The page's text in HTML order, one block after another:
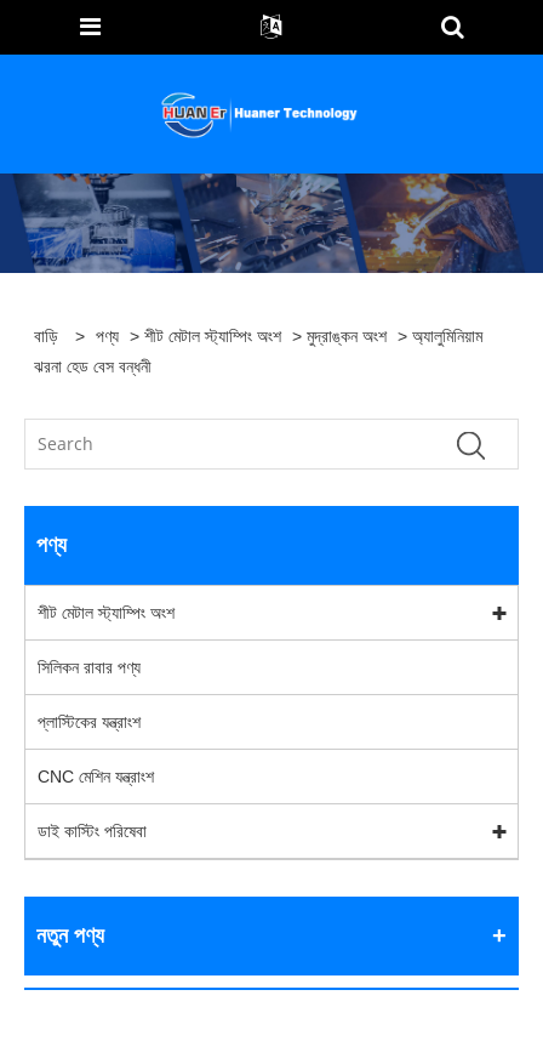
বাড়ি > পণ্য >শীট মেটাল স্ট্যাম্পিং অংশ >মুদ্রাঙ্কন অংশ > অ্যালুমিনিয়াম
ঝরনা হেড বেস বন্ধনী
পণ্য
শীট মেটাল স্ট্যাম্পিং অংশ
সিলিকন রাবার পণ্য
প্লাস্টিকের যন্ত্রাংশ
CNC মেশিন যন্ত্রাংশ
ডাই কাস্টিং পরিষেবা
নতুন পণ্য